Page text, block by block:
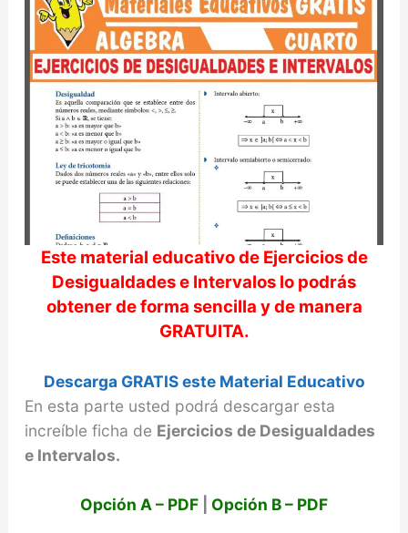
Este material educativo de Ejercicios de
Desigualdades e Intervalos lo podrás
obtener de forma sencilla y de manera
GRATUITA.
Descarga GRATIS este Material Educativo
En esta parte usted podrá descargar esta
increíble ficha de Ejercicios de Desigualdades
e Intervalos.
Opción A – PDF Opción B – PDF